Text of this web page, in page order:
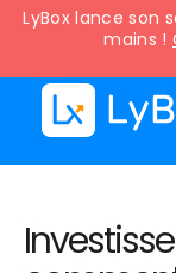
LyBox lance son
mains !